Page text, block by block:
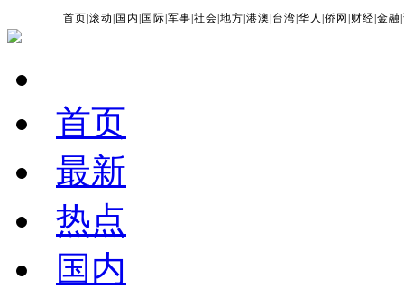
首页 |滚动 国内 国际 |军事 |社会 |地方 |港澳 台湾 |华人 |侨网 财经 |金融 |
首页
最新
热点
国内